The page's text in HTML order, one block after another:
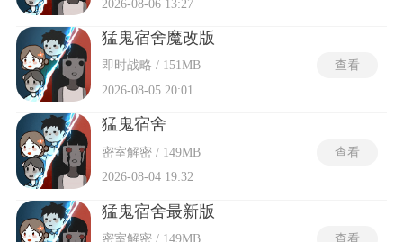
2026-08-06 13:27
猛鬼宿舍魔改版
即时战略 / 151MB
2026-08-05 20:01
查看
猛鬼宿舍
密室解密 / 149MB
2026-08-04 19:32
查看
猛鬼宿舍最新版
密室解密 / 149MB
查看